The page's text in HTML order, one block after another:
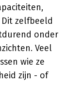
zelfbeeld
onder
Veel
wie ze
zijn - of